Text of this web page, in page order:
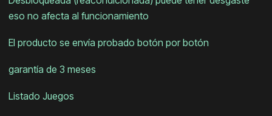
eso no afecta al funcionamiento
El producto se envía probado botón por botón
garantía de 3 meses
Listado Juegos